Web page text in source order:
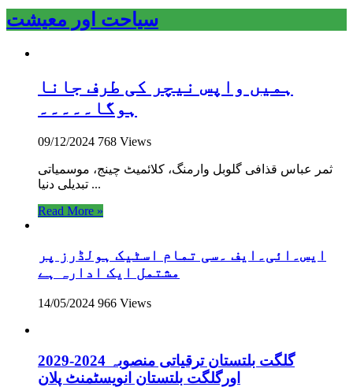
سیاحت اور معیشت
ہمیں واپس نیچر کی طرف جانا
ہوگا۔۔۔۔۔
09/12/2024 768 Views
ثمر عباس قذافی گلوبل وارمنگ، کلائمیٹ چینج، موسمیاتی
تبدیلی دنیا ...
Read More »
ایس۔ائی۔ایف ۔سی تمام اسٹیک ہولڈرز پر
مشتمل ایک ادارہ ہے
14/05/2024 966 Views
گلگت بلتستان ترقیاتی منصوبہ 2024-2029
اورگلگت بلتستان انویسٹمنٹ پلان